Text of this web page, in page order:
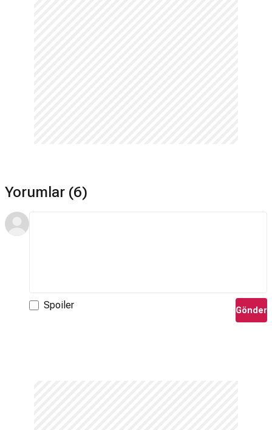
Yorumlar (6)
Spoiler Gönder